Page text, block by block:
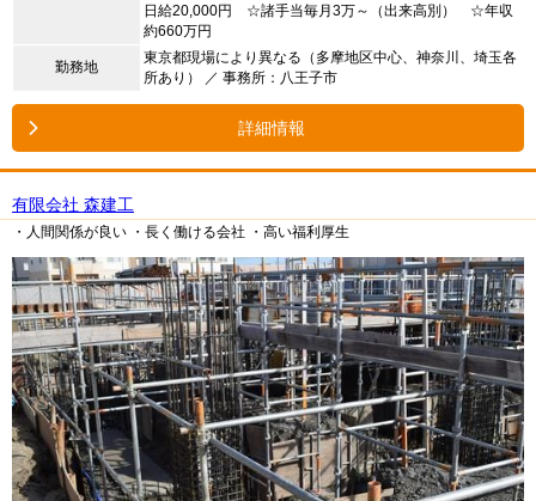
日給20,000円 ☆諸手当毎月3万～（出来高別） ☆年収
約660万円
勤務地
東京都現場により異なる（多摩地区中心、神奈川、埼玉各
所あり） ／ 事務所：八王子市
詳細情報
有限会社 森建工
・人間関係が良い ・長く働ける会社 ・高い福利厚生